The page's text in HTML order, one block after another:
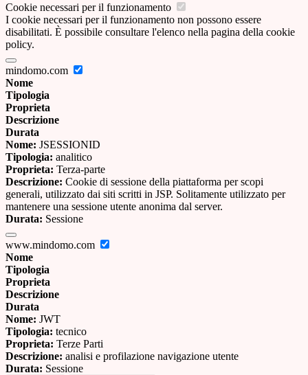
Cookie necessari per il funzionamento
I cookie necessari per il funzionamento non possono essere
disabilitati. È possibile consultare l'elenco nella pagina della cookie
policy.
mindomo.com
Nome
Tipologia
Proprieta
Descrizione
Durata
Nome: JSESSIONID
Tipologia: analitico
Proprieta: Terza-parte
Descrizione: Cookie di sessione della piattaforma per scopi
generali, utilizzato dai siti scritti in JSP. Solitamente utilizzato per
mantenere una sessione utente anonima dal server.
Durata: Sessione
www.mindomo.com
Nome
Tipologia
Proprieta
Descrizione
Durata
Nome: JWT
Tipologia: tecnico
Proprieta: Terze Parti
Descrizione: analisi e profilazione navigazione utente
Durata: Sessione